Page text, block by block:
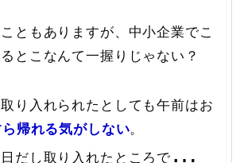
ともありますが、中小企業でこ
とこなんて一握りじゃない？
り入れられたとしても午前はお
帰れる気がしない。
だし取り入れたところで …